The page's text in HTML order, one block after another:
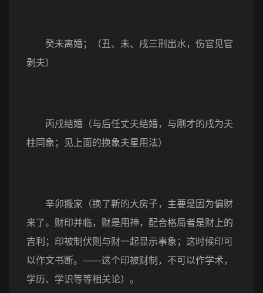
癸未离婚；（丑、未、戌三刑出水，伤官见官
剥夫）
丙戌结婚（与后任丈夫结婚，与刚才的戌为夫
柱同象；见上面的换象夫星用法）
辛卯搬家（换了新的大房子，主要是因为偏财
来了。财印并临，财是用神，配合格局者是财上的
吉利；印被制伏则与财一起显示事象；这时候印可
以作文书断。——这个印被财制，不可以作学术，
学历、学识等等相关论）。